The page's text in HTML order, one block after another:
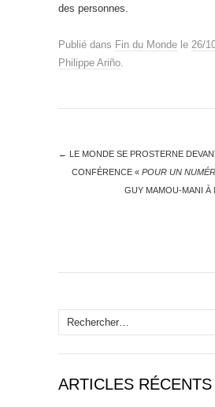
des personnes.
Publié dans Fin du Monde le 26/
Philippe Ariño.
← LE MONDE SE PROSTERNE
CONFÉRENCE « POUR UN
GUY MAMOU-MANI À
Rechercher :
ARTICLES RÉCENTS